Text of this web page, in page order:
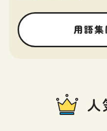
用語集
人